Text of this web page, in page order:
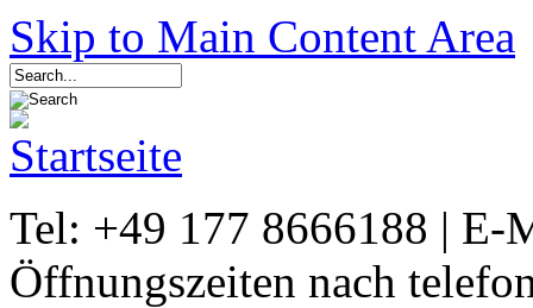
Skip to Main Content Area
Tel: +49 177 8666188 |
Öffnungszeiten nach